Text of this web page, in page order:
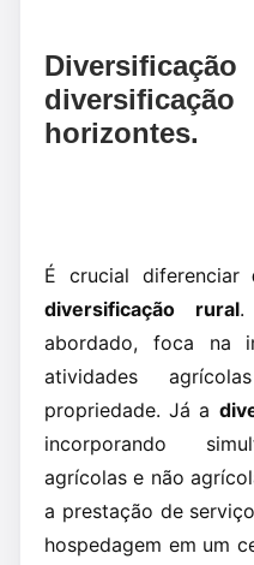
horizontes.
É crucial diferenciar
diversificação rural.
abordado, foca na
atividades
propriedade. Já a
incorporando
agrícolas e não
a prestação de
hospedagem em um